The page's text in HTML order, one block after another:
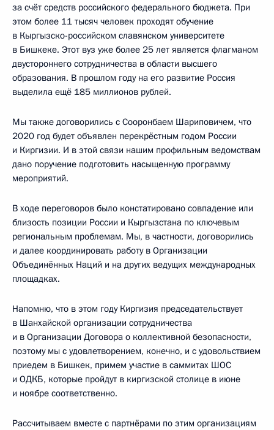
за счёт средств российского федерального бюджета. При
этом более 11 тысяч человек проходят обучение
в Кыргызско-российском славянском университете
в Бишкеке. Этот вуз уже более 25 лет является флагманом
двустороннего сотрудничества в области высшего
образования. В прошлом году на его развитие Россия
выделила ещё 185 миллионов рублей.
Мы также договорились с Сооронбаем Шариповичем, что
2020 год будет объявлен перекрёстным годом России
и Киргизии. И в этой связи нашим профильным ведомствам
дано поручение подготовить насыщенную программу
мероприятий.
В ходе переговоров было констатировано совпадение или
близость позиции России и Кыргызстана по ключевым
региональным проблемам. Мы, в частности, договорились
и далее координировать работу в Организации
Объединённых Наций и на других ведущих международных
площадках.
Напомню, что в этом году Киргизия председательствует
в Шанхайской организации сотрудничества
и в Организации Договора о коллективной безопасности,
поэтому мы с удовлетворением, конечно, и с удовольствием
приедем в Бишкек, примем участие в саммитах ШОС
и ОДКБ, которые пройдут в киргизской столице в июне
и ноябре соответственно.
Рассчитываем вместе с партнёрами по этим организациям